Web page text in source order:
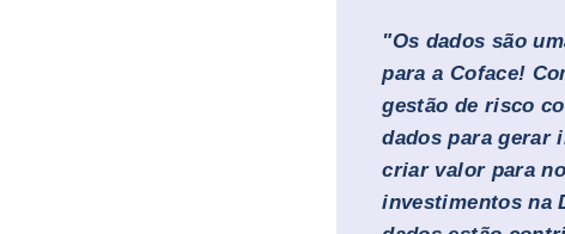
"Os dados são
para a Coface!
gestão de risco
dados para gerar
criar valor para
investimentos na